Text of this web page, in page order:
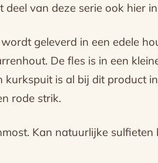
van deze serie ook hier
geleverd in een edele
De fles is in een
is al bij dit product
rode strik.
Kan natuurlijke sulfieten